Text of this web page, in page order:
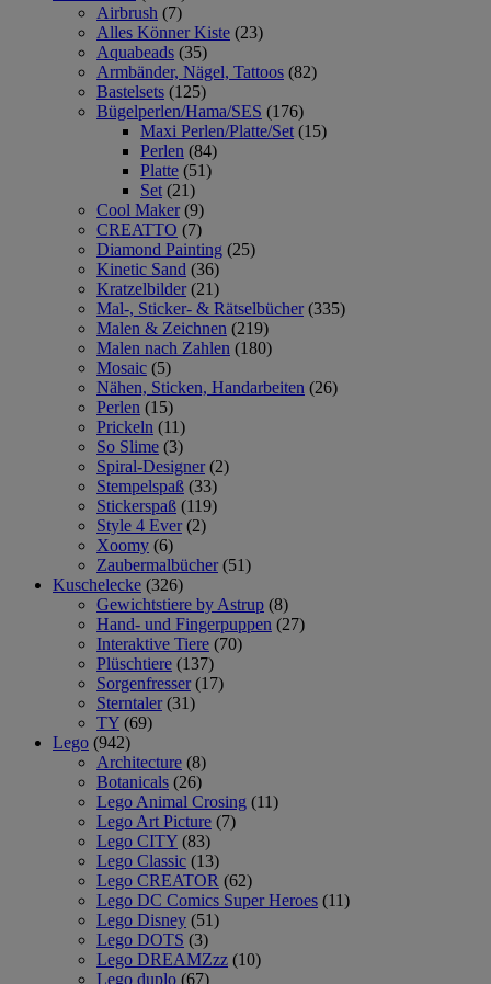
Airbrush (7)
Alles Könner Kiste (23)
Aquabeads (35)
Armbänder, Nägel, Tattoos (82)
Bastelsets (125)
Bügelperlen/Hama/SES (176)
Maxi Perlen/Platte/Set (15)
Perlen (84)
Platte (51)
Set (21)
Cool Maker (9)
CREATTO (7)
Diamond Painting (25)
Kinetic Sand (36)
Kratzelbilder (21)
Mal-, Sticker- & Rätselbücher (335)
Malen & Zeichnen (219)
Malen nach Zahlen (180)
Mosaic (5)
Nähen, Sticken, Handarbeiten (26)
Perlen (15)
Prickeln (11)
So Slime (3)
Spiral-Designer (2)
Stempelspaß (33)
Stickerspaß (119)
Style 4 Ever (2)
Xoomy (6)
Zaubermalbücher (51)
Kuschelecke (326)
Gewichtstiere by Astrup (8)
Hand- und Fingerpuppen (27)
Interaktive Tiere (70)
Plüschtiere (137)
Sorgenfresser (17)
Sterntaler (31)
TY (69)
Lego (942)
Architecture (8)
Botanicals (26)
Lego Animal Crosing (11)
Lego Art Picture (7)
Lego CITY (83)
Lego Classic (13)
Lego CREATOR (62)
Lego DC Comics Super Heroes (11)
Lego Disney (51)
Lego DOTS (3)
Lego DREAMZzz (10)
Lego duplo (67)